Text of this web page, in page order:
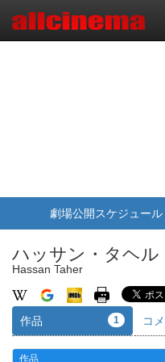
劇場公開スケジュール
ハッサン・タヘル
Hassan Taher
作品 1 コ
作品